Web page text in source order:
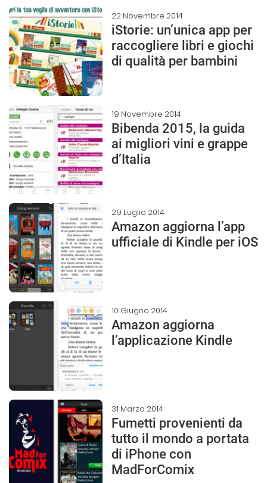
22 Novembre 2014
iStorie: un’unica app per
raccogliere libri e giochi
di qualità per bambini
19 Novembre 2014
Bibenda 2015, la guida
ai migliori vini e grappe
d’Italia
29 Luglio 2014
Amazon aggiorna l’app
ufficiale di Kindle per iOS
10 Giugno 2014
Amazon aggiorna
l’applicazione Kindle
31 Marzo 2014
Fumetti provenienti da
tutto il mondo a portata
di iPhone con
MadForComix